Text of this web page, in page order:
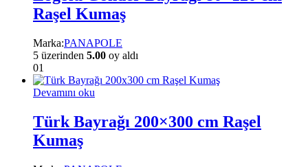
Raşel Kumaş
Marka:PANAPOLE
5 üzerinden 5.00 oy aldı
01
Devamını oku
Türk Bayrağı 200×300 cm Raşel
Kumaş